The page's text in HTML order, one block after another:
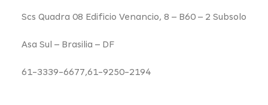
Scs Quadra 08 Edificio Venancio, 8 – B60 – 2 Subsolo
Asa Sul – Brasilia – DF
61-3339-6677,61-9250-2194